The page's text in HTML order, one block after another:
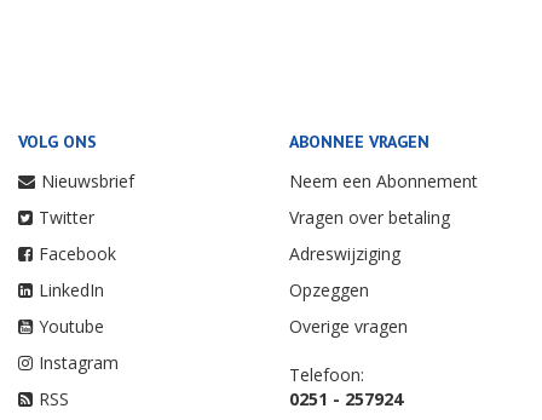
VOLG ONS
Nieuwsbrief
Twitter
Facebook
LinkedIn
Youtube
Instagram
RSS
ABONNEE VRAGEN
Neem een Abonnement
Vragen over betaling
Adreswijziging
Opzeggen
Overige vragen
Telefoon:
0251 - 257924